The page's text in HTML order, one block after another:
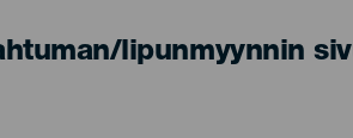
lipunmyynnin